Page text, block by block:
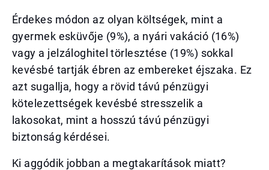
Érdekes módon az olyan költségek, mint a
gyermek esküvője (9%), a nyári vakáció (16%)
vagy a jelzáloghitel törlesztése (19%) sokkal
kevésbé tartják ébren az embereket éjszaka. Ez
azt sugallja, hogy a rövid távú pénzügyi
kötelezettségek kevésbé stresszelik a
lakosokat, mint a hosszú távú pénzügyi
biztonság kérdései.
Ki aggódik jobban a megtakarítások miatt?